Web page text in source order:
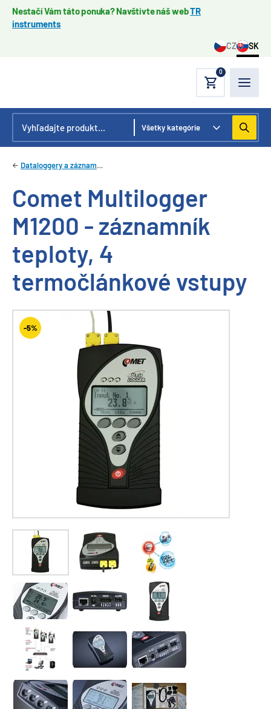
Nestačí Vám táto ponuka? Navštívte náš webTR
instruments
CZ SK
0
Dataloggery a záznamníky
Comet Multilogger
M1200 - záznamník
teploty, 4
termočlánkové vstupy
-5%